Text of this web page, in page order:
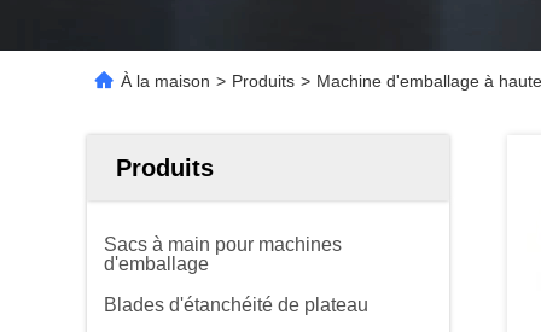
À la maison > Produits > Machine d'emballage à
Produits
Sacs à main pour machines
d'emballage
Blades d'étanchéité de plateau